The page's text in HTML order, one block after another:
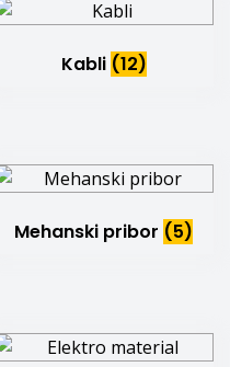
Kabli (12)
Mehanski pribor (5)